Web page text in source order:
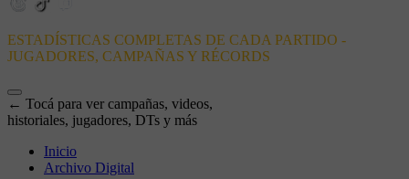
ESTADÍSTICAS COMPLETAS DE CADA PARTIDO -
JUGADORES, CAMPAÑAS Y RÉCORDS
← Tocá para ver campañas, videos,
historiales, jugadores, DTs y más
Inicio
Archivo Digital